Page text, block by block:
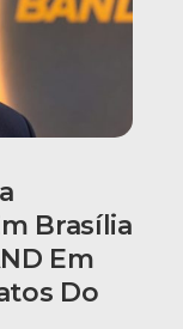
Brasília
Em
Do